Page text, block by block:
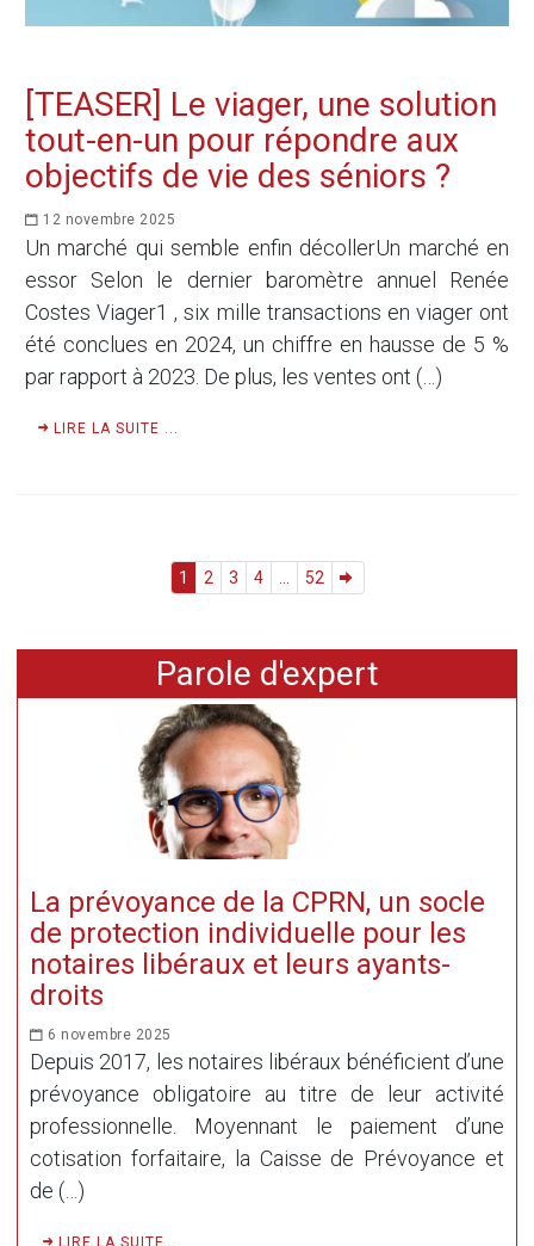
[TEASER] Le viager, une solution
tout-en-un pour répondre aux
objectifs de vie des séniors ?
12 novembre 2025
Un marché qui semble enfin décollerUn marché en
essor Selon le dernier baromètre annuel Renée
Costes Viager1 , six mille transactions en viager ont
été conclues en 2024, un chiffre en hausse de 5 %
par rapport à 2023. De plus, les ventes ont (…)
LIRE LA SUITE ...
1 2 3 4 52
Parole d'expert
La prévoyance de la CPRN, un socle
de protection individuelle pour les
notaires libéraux et leurs ayants-
droits
6 novembre 2025
Depuis 2017, les notaires libéraux bénéficient d’une
prévoyance obligatoire au titre de leur activité
professionnelle. Moyennant le paiement d’une
cotisation forfaitaire, la Caisse de Prévoyance et
de (…)
LIRE LA SUITE ...